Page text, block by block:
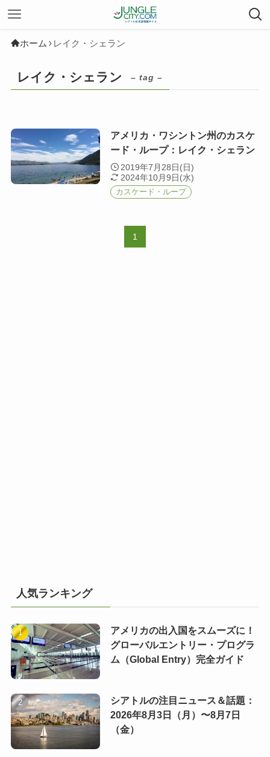
ホーム レイク・シェラン
レイク・シェラン – tag –
アメリカ・ワシントン州のカスケ
ード・ループ：レイク・シェラン
2019年7月28日(日)
2024年10月9日(水)
カスケード・ループ
1
人気ランキング
アメリカの出入国をスムーズに！
グローバルエントリー・プログラ
ム（Global Entry）完全ガイド
シアトルの注目ニュース＆話題：
2026年8月3日（月）〜8月7日
（金）